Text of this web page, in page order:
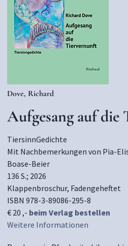
Dove, Richard
Aufgesang auf
TiersinnGedichte
Mit Nachbemerkungen von Pia-
Boase-Beier
136 S.; 2026
Klappenbroschur, Fadengeheftet
ISBN 978-3-89086-295-8
€ 20 ,- beim Verlag bestellen
Weitere Informationen